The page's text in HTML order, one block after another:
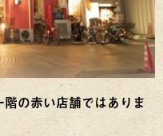
の赤い店舗ではありま